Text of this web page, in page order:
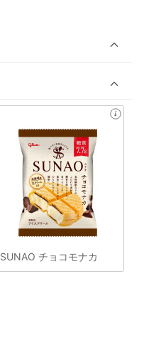
SUNAO チョコモナカ